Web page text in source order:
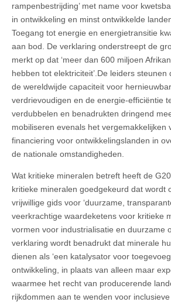
rampenbestrijding’ met name voor
in ontwikkeling en minst ontwikkelde
Toegang tot energie en energietransitie
aan bod. De verklaring onderstreept de
merkt op dat ‘meer dan 600 miljoen
hebben tot elektriciteit’.De leiders
de wereldwijde capaciteit voor
verdrievoudigen en de energie-efficiëntie
verdubbelen en benadrukten dringend
mobiliseren evenals het vergemakkelijken
financiering voor ontwikkelingslanden in
de nationale omstandigheden.
Wat kritieke mineralen betreft heeft de
kritieke mineralen goedgekeurd dat wordt
vrijwillige gids voor ‘duurzame,
veerkrachtige waardeketens voor kritieke
vormen voor industrialisatie en duurzame
verklaring wordt benadrukt dat minerale
dienen als ‘een katalysator voor
ontwikkeling, in plaats van alleen maar
waarmee het recht van producerende
rijkdommen aan te wenden voor